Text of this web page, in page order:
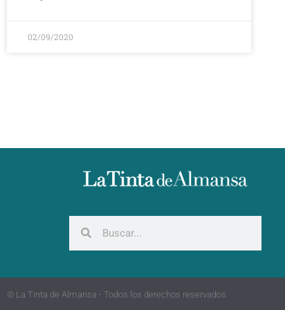
02/09/2020
© La Tinta de Almansa - Todos los derechos reservados